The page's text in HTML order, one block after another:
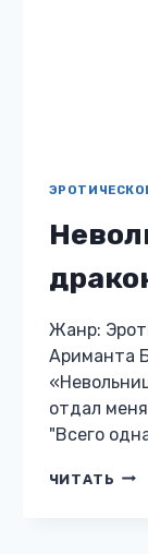
Жанр:
Ариманта
отдал
"Всего
ЧИТАТЬ